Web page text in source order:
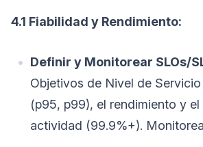
4.1 Fiabilidad y Rendimiento:
Definir y Monitorear SLOs/
Objetivos de Nivel de
(p95, p99), el rendimiento y
actividad (99.9%+).